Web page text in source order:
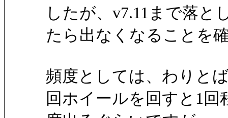
したが、v7.11まで落と
たら出なくなることを
頻度としては、わりと
回ホイールを回すと1回